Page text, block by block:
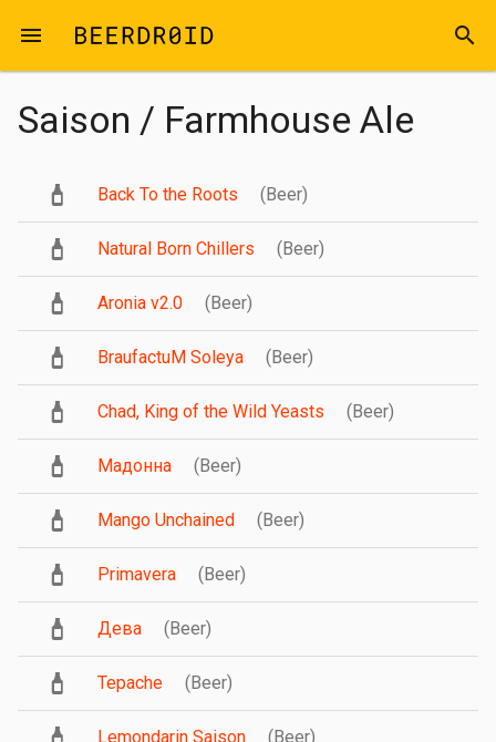
menu search
Saison / Farmhouse Ale
Back To the Roots (Beer)
Natural Born Chillers (Beer)
Aronia v2.0 (Beer)
BraufactuM Soleya (Beer)
Chad, King of the Wild Yeasts (Beer)
Мадонна (Beer)
Mango Unchained (Beer)
Primavera (Beer)
Дева (Beer)
Tepache (Beer)
Lemondarin Saison (Beer)